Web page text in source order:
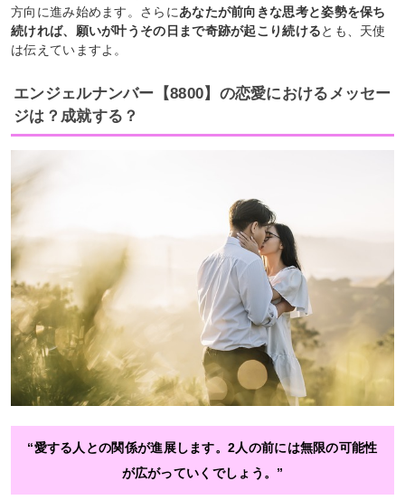
方向に進み始めます。さらにあなたが前向きな思考と姿勢を保ち
続ければ、願いが叶うその日まで奇跡が起こり続けるとも、天使
は伝えていますよ。
エンジェルナンバー【8800】の恋愛におけるメッセー
ジは？成就する？
“愛する人との関係が進展します。2人の前には無限の可能性
が広がっていくでしょう。”